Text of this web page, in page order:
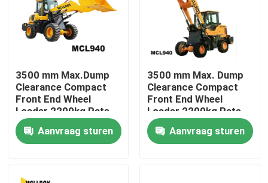
Huis
3500 mm Max.Dump
Clearance Compact
Front End Wheel
Loader 2200kg Rate
Load Mini Front End
Wheel Loader
Aanvraag sturen
3500 mm Max. Dump
Clearance Compact
Front End Wheel
Loader 2200kg Rate
Load Mini Front End
Wheel Loader
Aanvraag sturen